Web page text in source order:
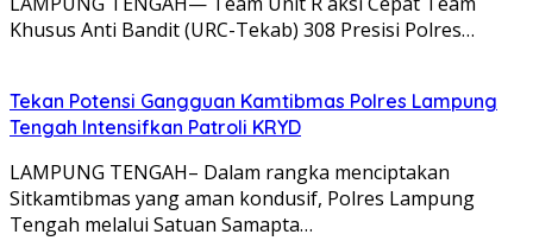
Khusus Anti Bandit (URC-Tekab) 308 Presisi Polres…
Tekan Potensi Gangguan Kamtibmas Polres Lampung
Tengah Intensifkan Patroli KRYD
LAMPUNG TENGAH– Dalam rangka menciptakan
Sitkamtibmas yang aman kondusif, Polres Lampung
Tengah melalui Satuan Samapta…